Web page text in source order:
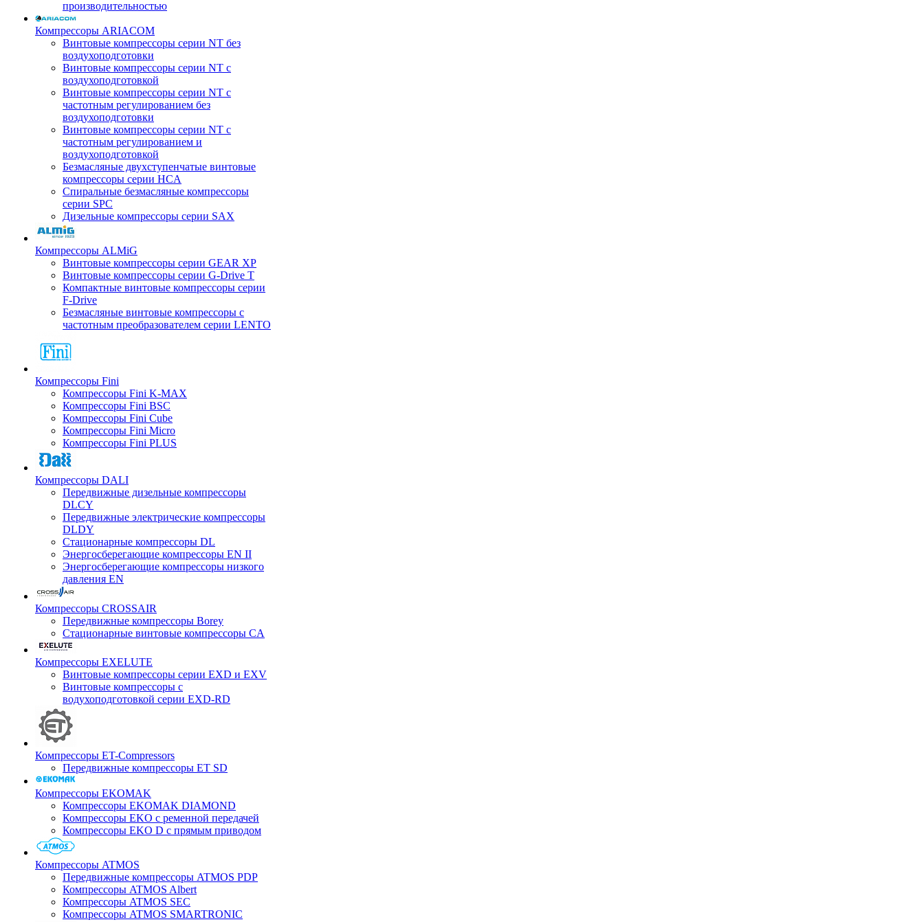
производительностью
Компрессоры ARIACOM
Винтовые компрессоры серии NT без
воздухоподготовки
Винтовые компрессоры серии NT c
воздухоподготовкой
Винтовые компрессоры серии NT с
частотным регулированием без
воздухоподготовки
Винтовые компрессоры серии NT с
частотным регулированием и
воздухоподготовкой
Безмасляные двухступенчатые винтовые
компрессоры серии HCA
Спиральные безмасляные компрессоры
серии SPC
Дизельные компрессоры серии SAX
Компрессоры ALMiG
Винтовые компрессоры серии GEAR XP
Винтовые компрессоры серии G-Drive T
Компактные винтовые компрессоры серии
F-Drive
Безмасляные винтовые компрессоры с
частотным преобразователем серии LENTO
Компрессоры Fini
Компрессоры Fini K-MAX
Компрессоры Fini BSC
Компрессоры Fini Cube
Компрессоры Fini Micro
Компрессоры Fini PLUS
Компрессоры DALI
Передвижные дизельные компрессоры
DLCY
Передвижные электрические компрессоры
DLDY
Стационарные компрессоры DL
Энергосберегающие компрессоры EN II
Энергосберегающие компрессоры низкого
давления EN
Компрессоры CROSSAIR
Передвижные компрессоры Borey
Стационарные винтовые компрессоры CA
Компрессоры EXELUTE
Винтовые компрессоры серии EXD и EXV
Винтовые компрессоры с
водухоподготовкой серии EXD-RD
Компрессоры ET-Compressors
Передвижные компрессоры ET SD
Компрессоры EKOMAK
Компрессоры EKOMAK DIAMOND
Компрессоры EKO c ременной передачей
Компрессоры EKO D с прямым приводом
Компрессоры ATMOS
Передвижные компрессоры ATMOS PDP
Компрессоры ATMOS Albert
Компрессоры ATMOS SEC
Компрессоры ATMOS SMARTRONIC